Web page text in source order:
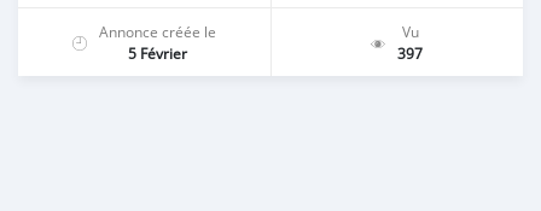
Annonce créée le
5 Février
Vu
397